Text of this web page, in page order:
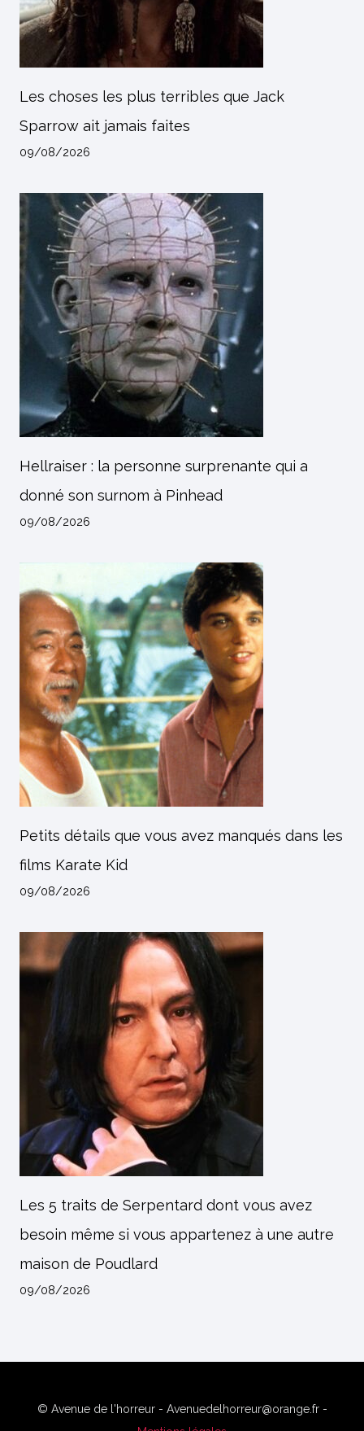
Les choses les plus terribles que Jack
Sparrow ait jamais faites
09/08/2026
Hellraiser : la personne surprenante qui a
donné son surnom à Pinhead
09/08/2026
Petits détails que vous avez manqués dans les
films Karate Kid
09/08/2026
Les 5 traits de Serpentard dont vous avez
besoin même si vous appartenez à une autre
maison de Poudlard
09/08/2026
© Avenue de l'horreur - Avenuedelhorreur@orange.fr -